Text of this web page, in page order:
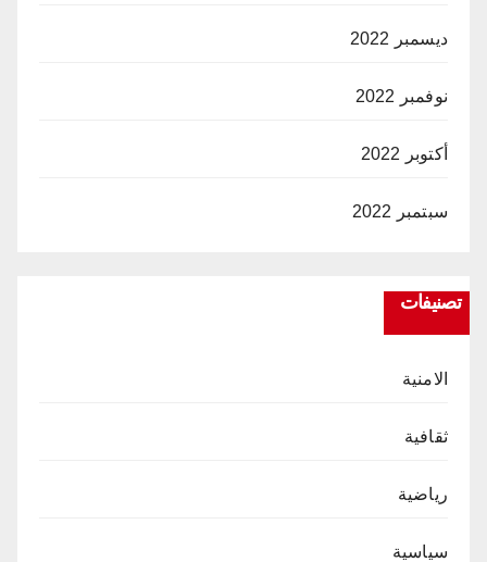
ديسمبر 2022
نوفمبر 2022
أكتوبر 2022
سبتمبر 2022
تصنيفات
الامنية
ثقافية
رياضية
سياسية